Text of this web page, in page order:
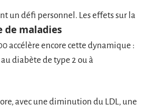
un défi personnel. Les effets sur la
de maladies
accélère encore cette dynamique :
diabète de type 2 ou à
avec une diminution du LDL, une